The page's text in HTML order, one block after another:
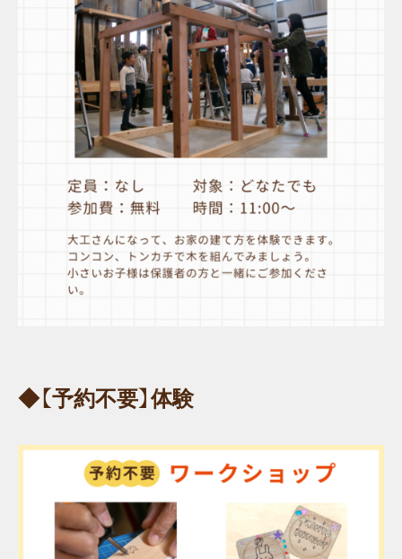
◆【予約不要】体験